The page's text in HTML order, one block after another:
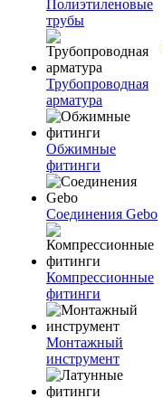
Полиэтиленовые
трубы
Трубопроводная
арматура
Обжимные
фитинги
Соединения Gebo
Компрессионные
фитинги
Монтажный
инструмент